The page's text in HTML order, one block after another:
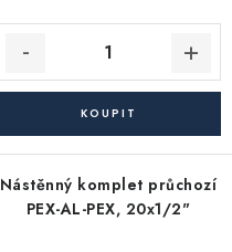
Nástěnný komplet průchozí
PEX-AL-PEX, 20x1/2"